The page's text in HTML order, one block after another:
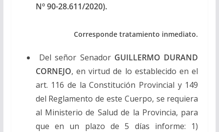
Nº 90-28.611/2020).
Corresponde tratamiento inmediato.
Del señor Senador GUILLERMO DURAND
CORNEJO, en virtud de lo establecido en el
art. 116 de la Constitución Provincial y 149
del Reglamento de este Cuerpo, se requiera
al Ministerio de Salud de la Provincia, para
que en un plazo de 5 días informe: 1)